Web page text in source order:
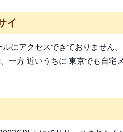
イ
にアクセスできておりません
一方 近いうちに 東京でも自